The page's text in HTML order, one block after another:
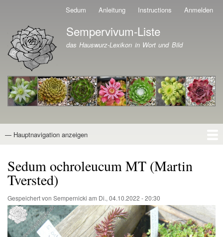
Direkt
zum
Inhalt
Sedum Anleitung Instructions Anmelden
Branding der Website
Sempervivum-Liste
das Hauswurz-Lexikon in Wort und Bild
Hauptnavigation
— Hauptnavigation anzeigen
Sedum ochroleucum MT (Martin
Tversted)
Gespeichert von Sempernicki am Di., 04.10.2022 - 20:30